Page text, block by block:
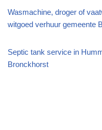
Wasmachine, droger of
witgoed verhuur gemeente
Septic tank service in
Bronckhorst